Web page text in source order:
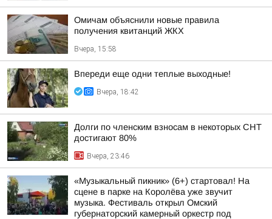
Омичам объяснили новые правила
получения квитанций ЖКХ
Вчера, 15:58
Впереди еще одни теплые выходные!
Вчера, 18:42
Долги по членским взносам в некоторых СНТ
достигают 80%
Вчера, 23:46
«Музыкальный пикник» (6+) стартовал! На
сцене в парке на Королёва уже звучит
музыка. Фестиваль открыл Омский
губернаторский камерный оркестр под